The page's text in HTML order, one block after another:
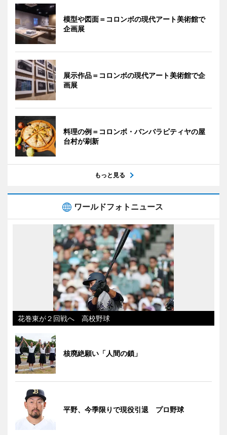
模型や図面＝コロンボの現代アート美術館で
企画展
展示作品＝コロンボの現代アート美術館で企
画展
料理の例＝コロンボ・バンバラピティヤの屋
台村が刷新
もっと見る
ワールドフォトニュース
花巻東が２回戦へ 高校野球
核廃絶願い「人間の鎖」
平野、今季限りで現役引退 プロ野球